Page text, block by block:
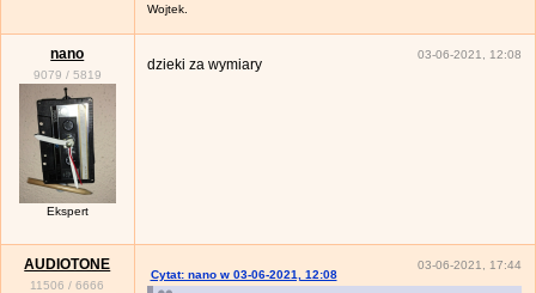
Wojtek.
nano
9079 / 5819
Ekspert
03-06-2021, 12:08
dzieki za wymiary
AUDIOTONE
11506 /6666
03-06-2021, 17:44
Cytat: nano w 03-06-2021, 12:08